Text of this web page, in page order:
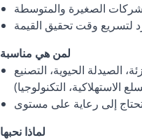
الصغيرة والمتوسطة
لتسريع وقت تحقيق القيمة
لمن هي مناسبة
الصيدلة الحيوية، التصنيع
الاستهلاكية، التكنولوجيا)
لماذا نحبها